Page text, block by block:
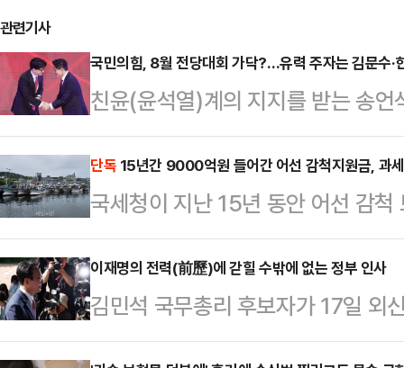
관련기사
국민의힘, 8월 전당대회 가닥?…유력 주자는 김문수·
친윤(윤석열)계의 지지를 받는 송
대회가 이르면 8월 열릴 것으로 전
지 귀추가 주목된다. 전당대회 구도
되는 가운데, 김문수 전 고용노동부
실린다. 한동훈 전 대표의 재등판
은 17일 송원석 원내대표와 초선
당대회는 가급적 빠르면 빠를 수록
원은 "지금 특검이 …
단독 15년간 9000억원 들어간 어선 감척지원금, 과
국세청이 지난 15년 동안 어선 감
로 드러났다. 2009년 관련법에 따
금까지 9000억원이 넘는 감척 보
않았다.국세청과 해양수산부 등에
2009년까지 ‘수산업발전특별법’
이재명의 전력(前歷)에 갇힐 수밖에 없는 정부 인사
김민석 국무총리 후보자가 17일 외
해 제기되고 있는 의혹들에 대한 입